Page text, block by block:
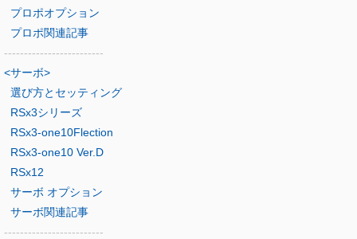
プロポオプション
プロポ関連記事
-------------------------
<サーボ>
選び方とセッティング
RSx3シリーズ
RSx3-one10Flection
RSx3-one10 Ver.D
RSx12
サーボ オプション
サーボ関連記事
-------------------------